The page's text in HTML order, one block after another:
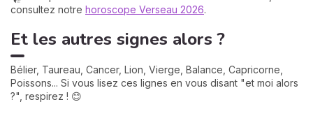
consultez notre horoscope Verseau 2026.
Et les autres signes alors ?
Bélier, Taureau, Cancer, Lion, Vierge, Balance, Capricorne,
Poissons... Si vous lisez ces lignes en vous disant "et moi alors
?", respirez ! 😊